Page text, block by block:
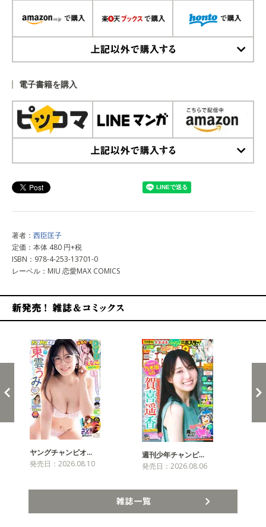
電子書籍を購入
著者： 西臣匡子
定価：本体 480 円+税
ISBN：978-4-253-13701-0
レーベル：MIU 恋愛MAX COMICS
ヤングチャンピオ…
発売日：2026.08.10
週刊少年チャンピ…
発売日：2026.08.06